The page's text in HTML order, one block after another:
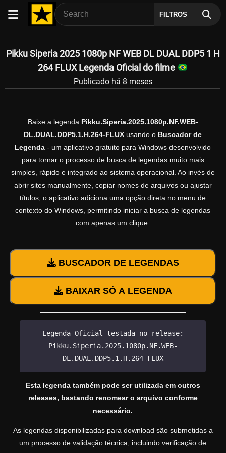
FILTROS
Pikku Siperia 2025 1080p NF WEB DL DUAL DDP5 1 H
264 FLUX Legenda Oficial do filme
Publicado há 8 meses
Baixe a legenda Pikku.Siperia.2025.1080p.NF.WEB-
DL.DUAL.DDP5.1.H.264-FLUX usando o Buscador de
Legenda - um aplicativo gratuito para Windows desenvolvido
para tornar o processo de busca de legendas muito mais
simples, rápido e integrado ao sistema operacional. Ao invés de
abrir sites manualmente, copiar nomes de arquivos ou ajustar
títulos, o aplicativo adiciona uma opção direta no menu de
contexto do Windows, permitindo iniciar a busca de legendas
com apenas um clique.
BUSCADOR DE LEGENDAS
BAIXAR SÓ A LEGENDA
Legenda Oficial testada no release:
Pikku.Siperia.2025.1080p.NF.WEB-
DL.DUAL.DDP5.1.H.264-FLUX
Esta legenda também pode ser utilizada em outros
releases, bastando renomear o arquivo conforme
necessário.
As legendas disponibilizadas para download são submetidas a
um processo de validação técnica, incluindo verificação de